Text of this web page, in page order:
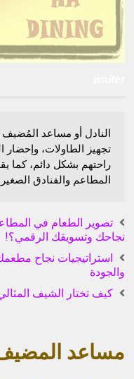
النادل أو مساعد
تجهيز الطاولات، وإحضار
راحتهم بشكل دائم، كما
المطاعم والفنادق
تصوير الطعام في
نجاحك وتسويقك الرقمي؟!
استراتيجيات نجاح
والجودة
كيف تختار الشيف
مساعد المضيف